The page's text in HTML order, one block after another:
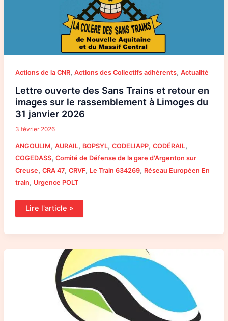
Actions de la CNR, Actions des Collectifs adhérents, Actualité
Lettre ouverte des Sans Trains et retour en
images sur le rassemblement à Limoges du
31 janvier 2026
3 février 2026
ANGOULIM, AURAIL, BOPSYL, CODELIAPP, CODÉRAIL,
COGEDASS, Comité de Défense de la gare d'Argenton sur
Creuse, CRA 47, CRVF, Le Train 634269, Réseau Européen En
train, Urgence POLT
Lire l'article »
Courrier
d’ANGOULIM
Défenseur